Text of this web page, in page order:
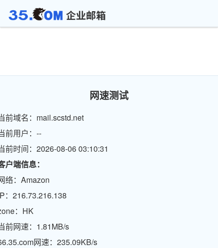
网速测试
前域名：mail.scstd.net
前用户：--
前时间：2026-08-06 03:10:31
户端信息：
络：Amazon
：216.73.216.138
：HK
前网速：1.81MB/s
网速：235.09KB/s